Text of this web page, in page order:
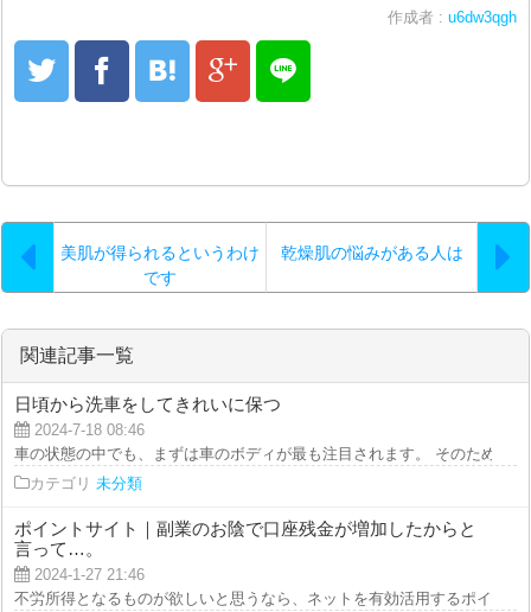
作成者 : u6dw3qgh
美肌が得られるというわけ
です
乾燥肌の悩みがある人は
関連記事一覧
日頃から洗車をしてきれいに保つ
2024-7-18 08:46
車の状態の中でも、まずは車のボディが最も注目されます。 そのため、
カテゴリ 未分類
ポイントサイト｜副業のお陰で口座残金が増加したからと
言って…。
2024-1-27 21:46
不労所得となるものが欲しいと思うなら、ネットを有効活用するポイント